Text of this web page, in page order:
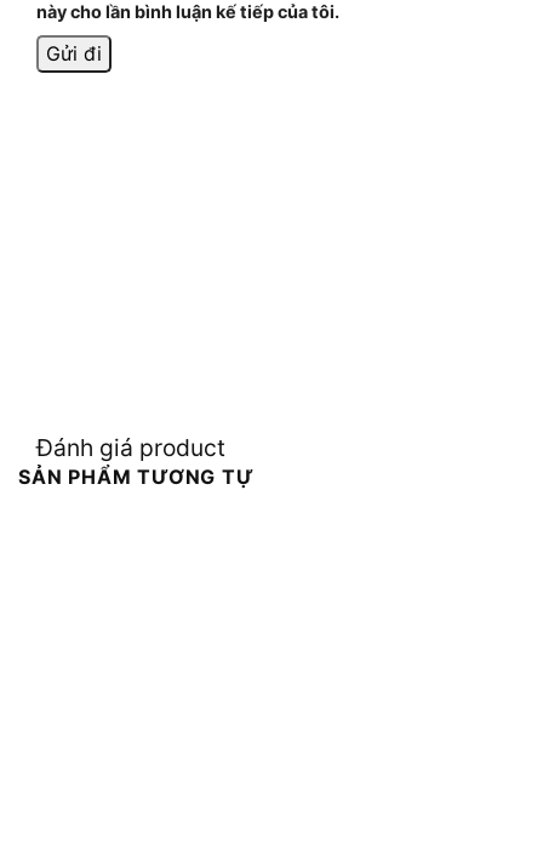
này cho lần bình luận kế tiếp của tôi.
Đánh giá product
SẢN PHẨM TƯƠNG TỰ